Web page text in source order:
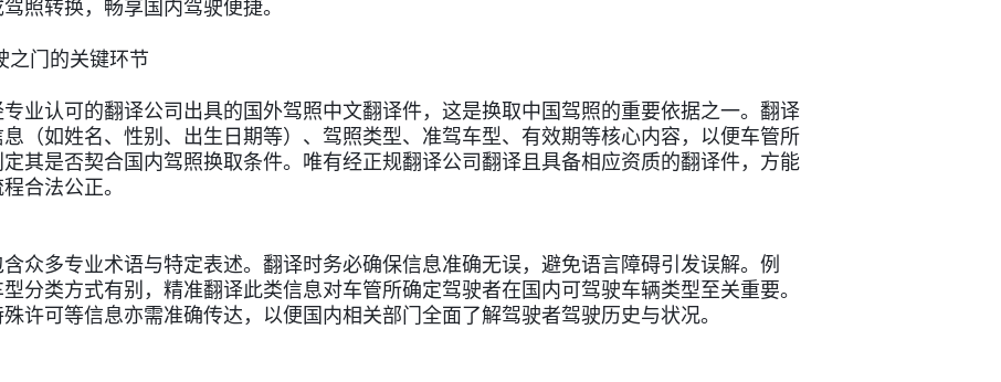
照转换，畅享国内驾驶便捷。
之门的关键环节
业认可的翻译公司出具的国外驾照中文翻译件，这是换取中国驾照的重要依据之一。翻译
（如姓名、性别、出生日期等）、驾照类型、准驾车型、有效期等核心内容，以便车管所
其是否契合国内驾照换取条件。唯有经正规翻译公司翻译且具备相应资质的翻译件，方能
合法公正。
众多专业术语与特定表述。翻译时务必确保信息准确无误，避免语言障碍引发误解。例
分类方式有别，精准翻译此类信息对车管所确定驾驶者在国内可驾驶车辆类型至关重要。
许可等信息亦需准确传达，以便国内相关部门全面了解驾驶者驾驶历史与状况。